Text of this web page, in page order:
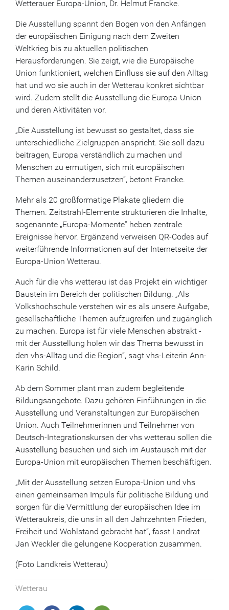
Wetterauer Europa-Union, Dr. Helmut Francke.
Die Ausstellung spannt den Bogen von den Anfängen
der europäischen Einigung nach dem Zweiten
Weltkrieg bis zu aktuellen politischen
Herausforderungen. Sie zeigt, wie die Europäische
Union funktioniert, welchen Einfluss sie auf den Alltag
hat und wo sie auch in der Wetterau konkret sichtbar
wird. Zudem stellt die Ausstellung die Europa-Union
und deren Aktivitäten vor.
„Die Ausstellung ist bewusst so gestaltet, dass sie
unterschiedliche Zielgruppen anspricht. Sie soll dazu
beitragen, Europa verständlich zu machen und
Menschen zu ermutigen, sich mit europäischen
Themen auseinanderzusetzen“, betont Francke.
Mehr als 20 großformatige Plakate gliedern die
Themen. Zeitstrahl-Elemente strukturieren die Inhalte,
sogenannte „Europa-Momente“ heben zentrale
Ereignisse hervor. Ergänzend verweisen QR-Codes auf
weiterführende Informationen auf der Internetseite der
Europa-Union Wetterau.
Auch für die vhs wetterau ist das Projekt ein wichtiger
Baustein im Bereich der politischen Bildung. „Als
Volkshochschule verstehen wir es als unsere Aufgabe,
gesellschaftliche Themen aufzugreifen und zugänglich
zu machen. Europa ist für viele Menschen abstrakt -
mit der Ausstellung holen wir das Thema bewusst in
den vhs-Alltag und die Region“, sagt vhs-Leiterin Ann-
Karin Schild.
Ab dem Sommer plant man zudem begleitende
Bildungsangebote. Dazu gehören Einführungen in die
Ausstellung und Veranstaltungen zur Europäischen
Union. Auch Teilnehmerinnen und Teilnehmer von
Deutsch-Integrationskursen der vhs wetterau sollen die
Ausstellung besuchen und sich im Austausch mit der
Europa-Union mit europäischen Themen beschäftigen.
„Mit der Ausstellung setzen Europa-Union und vhs
einen gemeinsamen Impuls für politische Bildung und
sorgen für die Vermittlung der europäischen Idee im
Wetteraukreis, die uns in all den Jahrzehnten Frieden,
Freiheit und Wohlstand gebracht hat“, fasst Landrat
Jan Weckler die gelungene Kooperation zusammen.
(Foto Landkreis Wetterau)
Wetterau